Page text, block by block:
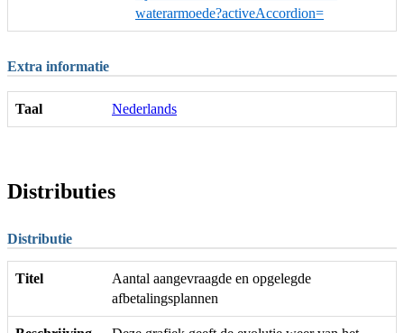
waterarmoede?activeAccordion=
Extra informatie
Taal Nederlands
Distributies
Distributie
Titel
Aantal aangevraagde en opgelegde
afbetalingsplannen